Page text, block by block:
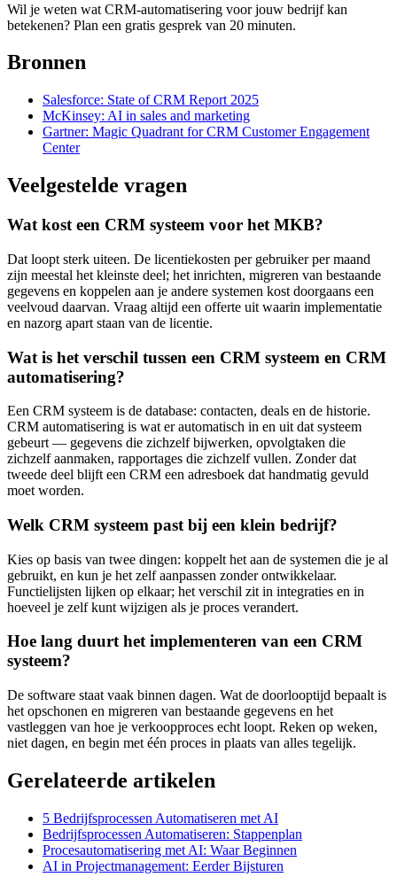
Wil je weten wat CRM-automatisering voor jouw bedrijf kan
betekenen? Plan een gratis gesprek van 20 minuten.
Bronnen
Salesforce: State of CRM Report 2025
McKinsey: AI in sales and marketing
Gartner: Magic Quadrant for CRM Customer Engagement
Center
Veelgestelde vragen
Wat kost een CRM systeem voor het MKB?
Dat loopt sterk uiteen. De licentiekosten per gebruiker per maand
zijn meestal het kleinste deel; het inrichten, migreren van bestaande
gegevens en koppelen aan je andere systemen kost doorgaans een
veelvoud daarvan. Vraag altijd een offerte uit waarin implementatie
en nazorg apart staan van de licentie.
Wat is het verschil tussen een CRM systeem en CRM
automatisering?
Een CRM systeem is de database: contacten, deals en de historie.
CRM automatisering is wat er automatisch in en uit dat systeem
gebeurt — gegevens die zichzelf bijwerken, opvolgtaken die
zichzelf aanmaken, rapportages die zichzelf vullen. Zonder dat
tweede deel blijft een CRM een adresboek dat handmatig gevuld
moet worden.
Welk CRM systeem past bij een klein bedrijf?
Kies op basis van twee dingen: koppelt het aan de systemen die je al
gebruikt, en kun je het zelf aanpassen zonder ontwikkelaar.
Functielijsten lijken op elkaar; het verschil zit in integraties en in
hoeveel je zelf kunt wijzigen als je proces verandert.
Hoe lang duurt het implementeren van een CRM
systeem?
De software staat vaak binnen dagen. Wat de doorlooptijd bepaalt is
het opschonen en migreren van bestaande gegevens en het
vastleggen van hoe je verkoopproces echt loopt. Reken op weken,
niet dagen, en begin met één proces in plaats van alles tegelijk.
Gerelateerde artikelen
5 Bedrijfsprocessen Automatiseren met AI
Bedrijfsprocessen Automatiseren: Stappenplan
Procesautomatisering met AI: Waar Beginnen
AI in Projectmanagement: Eerder Bijsturen